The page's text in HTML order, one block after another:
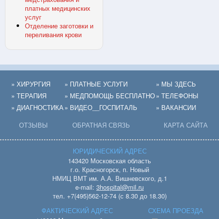
платных медицинских
услуг
Отделение заготовки и
переливания крови
» ХИРУРГИЯ
» ТЕРАПИЯ
» ДИАГНОСТИКА
ОТЗЫВЫ
» ПЛАТНЫЕ УСЛУГИ
» МЕДПОМОЩЬ БЕСПЛАТНО
» ВИДЕО__ГОСПИТАЛЬ
ОБРАТНАЯ СВЯЗЬ
» МЫ ЗДЕСЬ
» ТЕЛЕФОНЫ
» ВАКАНСИИ
КАРТА САЙТА
ЮРИДИЧЕСКИЙ АДРЕС
143420 Московская область
г.о. Красногорск, п. Новый
НМИЦ ВМТ им. А.А. Вишневского, д.1
e-mail: 3hospital@mil.ru
тел. +7(495)562-12-74 (с 8.30 до 18.30)
ФАКТИЧЕСКИЙ АДРЕС
СХЕМА ПРОЕЗДА